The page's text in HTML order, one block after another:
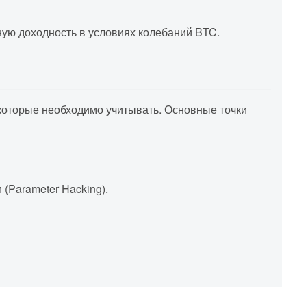
доходность в условиях колебаний BTC.
необходимо учитывать. Основные точки
Hacking).